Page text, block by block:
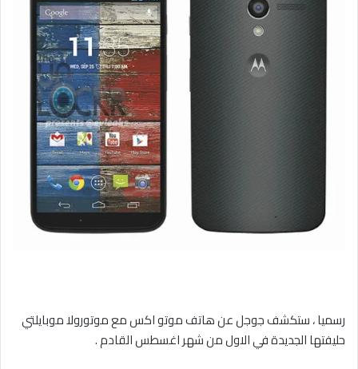
رسميا ، ستكشف جوجل عن هاتف موتو اكس مع موتورولا موبايلتي
حليفتها الجديدة في الاول من شهر اغسطس القادم .